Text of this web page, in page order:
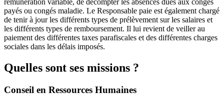
payés ou congés maladie. Le Responsable paie est également chargé
de tenir à jour les différents types de prélèvement sur les salaires et
les différents types de remboursement. Il lui revient de veiller au
paiement des différentes taxes parafiscales et des différentes charges
sociales dans les délais imposés.
Quelles sont ses missions ?
Conseil en Ressources Humaines